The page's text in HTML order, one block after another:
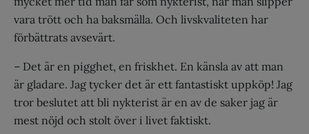
vara trött och ha baksmälla. Och livskvaliteten har
förbättrats avsevärt.
– Det är en pigghet, en friskhet. En känsla av att man
är gladare. Jag tycker det är ett fantastiskt uppköp! Jag
tror beslutet att bli nykterist är en av de saker jag är
mest nöjd och stolt över i livet faktiskt.